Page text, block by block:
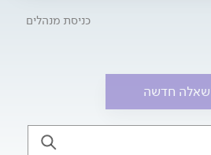
כניסת מנהלים
שאלה חדשה